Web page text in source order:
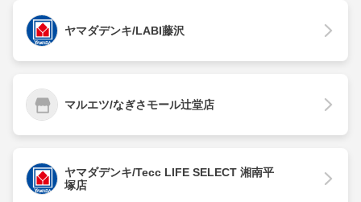
ヤマダデンキ/LABI藤沢
マルエツ/なぎさモール辻堂店
ヤマダデンキ/Tecc LIFE SELECT 湘南平
塚店